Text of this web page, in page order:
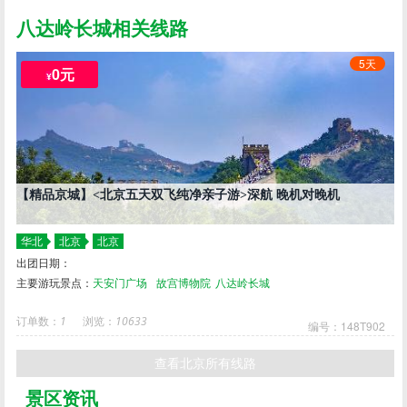
长城，它们守护着残长城！
八达岭长城相关线路
【精品京城】<北京五天双飞纯净亲子游>深航 晚机对晚机
5天
华北 北京
北京
出团日期：
主要游玩景点： 天安门广场 故宫博物院 八达岭长城
订单数： 1 浏览： 10633 编号：148T902
¥0元
查看北京所有线路
景区资讯